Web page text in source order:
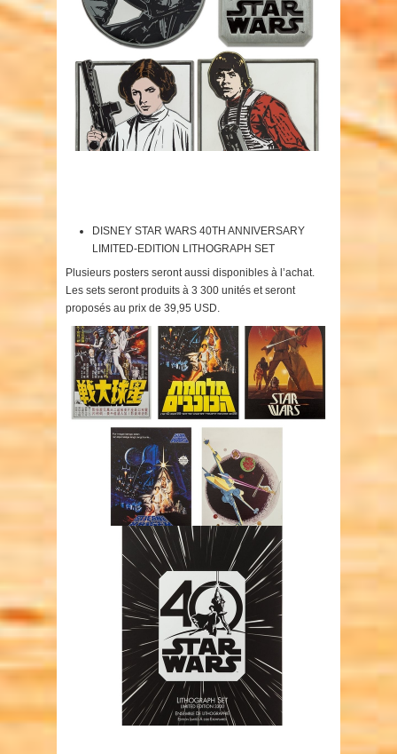
DISNEY STAR WARS 40TH ANNIVERSARY
LIMITED-EDITION LITHOGRAPH SET
Plusieurs posters seront aussi disponibles à l’achat.
Les sets seront produits à 3 300 unités et seront
proposés au prix de 39,95 USD.